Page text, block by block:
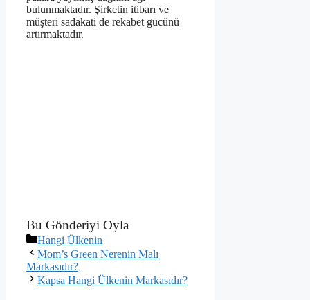
bulunmaktadır. Şirketin itibarı ve
müşteri sadakati de rekabet gücünü
artırmaktadır.
Bu Gönderiyi Oyla
Kategoriler
Hangi Ülkenin
Mom’s Green Nerenin Malı
Markasıdır?
Kapsa Hangi Ülkenin Markasıdır?